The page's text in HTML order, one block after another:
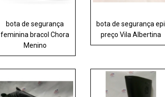
bota de segurança
feminina bracol Chora
Menino
bota de segurança epi
preço Vila Albertina